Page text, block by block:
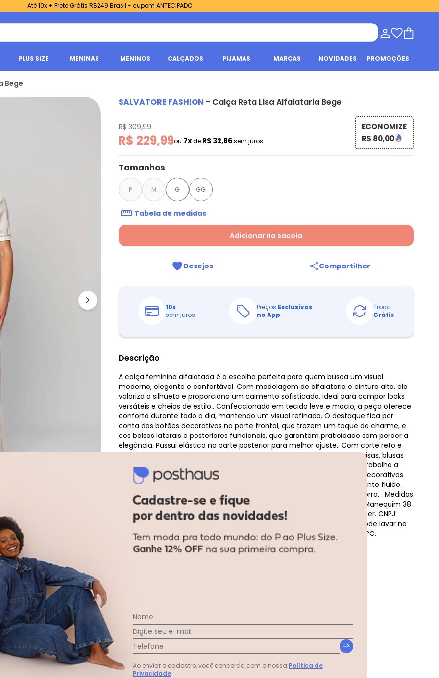
Até 10x + Frete Grátis R$249 Brasil - cupom ANTECIPADO
PLUS SIZE MENINAS MENINOS CALÇADOS PIJAMAS MARCAS NOVIDADES PROMOÇÕES
Bege
Salvatore Fashion - Calça Reta Lisa Alfaiataria Bege
SALVATORE FASHION - Calça Reta Lisa Alfaiataria Bege
R$ 309,99
R$ 229,99ou 7xde R$ 32,86sem juros
ECONOMIZE
R$ 80,00
Tamanhos
P M G GG
Tabela de medidas
Adicionar na sacola
Desejos Compartilhar
10x
sem juros
Preços Exclusivos
no App
Troca
Grátis
Descrição
A calça feminina alfaiatada é a escolha perfeita para quem busca um visual
moderno, elegante e confortável. Com modelagem de alfaiataria e cintura alta, ela
valoriza a silhueta e proporciona um caimento sofisticado, ideal para compor looks
versáteis e cheios de estilo.. Confeccionada em tecido leve e macio, a peça oferece
conforto durante todo o dia, mantendo um visual refinado. O destaque fica por
conta dos botões decorativos na parte frontal, que trazem um toque de charme, e
dos bolsos laterais e posteriores funcionais, que garantem praticidade sem perder a
elegância. Pussui elástico na parte posterior para melhor ajuste.. Com corte reto e
barra ampla, a calça alonga a silhueta e combina facilmente com camisas, blusas
de tecido leve ou tricôs delicados. É uma peça coringa que transita do trabalho a
ocasiões especiais com muita sofisticação.. . Cintura alta com botões decorativos
(fake). Bolsos laterais e posteriores funcionais. Modelagem reta e caimento fluido.
Tecido leve, confortável e sofisticado. Elástico posterior no cós. Possui forro. . Medidas
da modelo: Altura 1,72cm | Busto 83cm | Cintura 63cm | Quadril 97cm | Manequim 38.
Modelo veste P. . Composição: 70% Viscose, 30% Linho. Forro: 100% Poliéster. CNPJ:
02.981.676/0001-39 País: Brasil Cuidado para conservação do produto: Pode lavar na
máquina, processo normal. Temperatura máxima da base do ferro a 110°C.
Nome
Digite seu e-mail
Telefone
Ao enviar o cadastro, você concorda com a nossa Política de
Privacidade